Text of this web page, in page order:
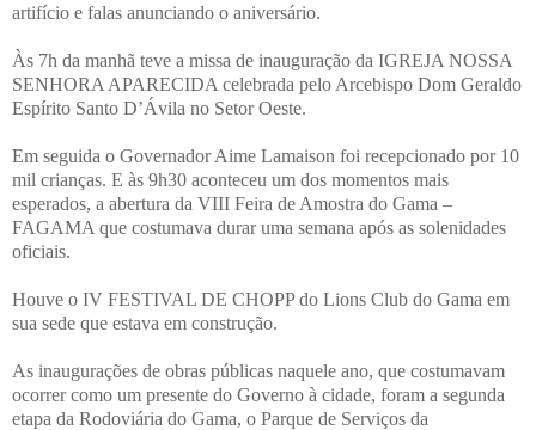
artifício e falas anunciando o aniversário.
Às 7h da manhã teve a missa de inauguração da IGREJA NOSSA
SENHORA APARECIDA celebrada pelo Arcebispo Dom Geraldo
Espírito Santo D’Ávila no Setor Oeste.
Em seguida o Governador Aime Lamaison foi recepcionado por 10
mil crianças. E às 9h30 aconteceu um dos momentos mais
esperados, a abertura da VIII Feira de Amostra do Gama –
FAGAMA que costumava durar uma semana após as solenidades
oficiais.
Houve o IV FESTIVAL DE CHOPP do Lions Club do Gama em
sua sede que estava em construção.
As inaugurações de obras públicas naquele ano, que costumavam
ocorrer como um presente do Governo à cidade, foram a segunda
etapa da Rodoviária do Gama, o Parque de Serviços da